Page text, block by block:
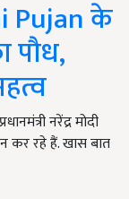
Pujan के
पौध,
नरेंद्र मोदी
कर रहे हैं. खास बात